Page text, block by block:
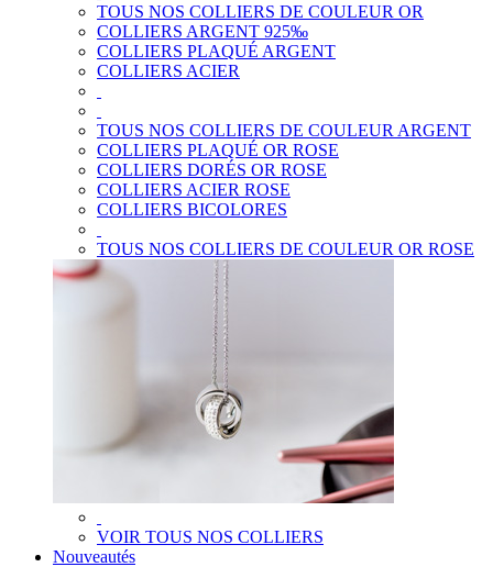
TOUS NOS COLLIERS DE COULEUR OR
COLLIERS ARGENT 925‰
COLLIERS PLAQUÉ ARGENT
COLLIERS ACIER
TOUS NOS COLLIERS DE COULEUR ARGENT
COLLIERS PLAQUÉ OR ROSE
COLLIERS DORÉS OR ROSE
COLLIERS ACIER ROSE
COLLIERS BICOLORES
TOUS NOS COLLIERS DE COULEUR OR ROSE
VOIR TOUS NOS COLLIERS
Nouveautés